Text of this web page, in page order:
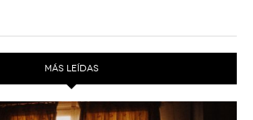
MÁS LEÍDAS